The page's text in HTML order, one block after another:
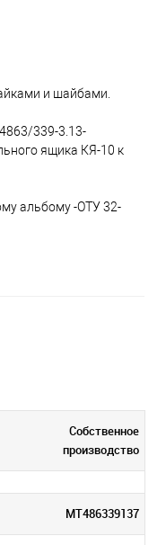
и шайбами.
339-3.13-
ящика КЯ-10 к
альбому -ОТУ 32-
Собственное
производство
МТ486339137